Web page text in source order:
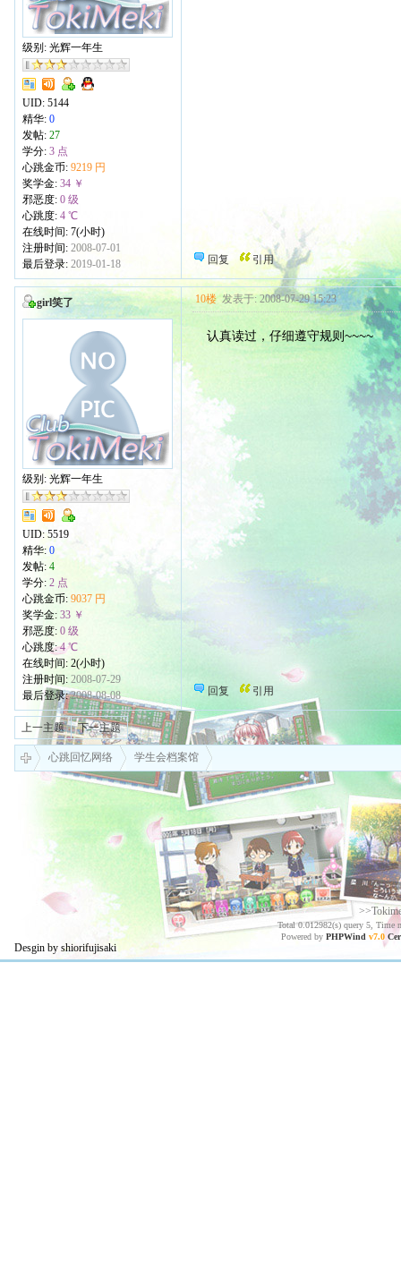
级别: 光辉一年生
UID: 5144
精华: 0
发帖: 27
学分: 3 点
心跳金币: 9219 円
奖学金: 34 ￥
邪恶度: 0 级
心跳度: 4 ℃
在线时间: 7(小时)
注册时间: 2008-07-01
最后登录: 2019-01-18 回复 引用
girl笑了
级别: 光辉一年生
UID: 5519
精华:0
发帖: 4
学分: 2 点
心跳金币: 9037 円
奖学金: 33 ￥
邪恶度: 0 级
心跳度:4 ℃
在线时间: 2(小时)
注册时间: 2008-07-29
最后登录:2008-08-08
10楼 发表于: 2008-07-29 15:23
认真读过，仔细遵守规则~~~~
回复 引用
上一主题 下一主题
心跳回忆网络 学生会档案馆
Total 0.012982(s) query 5, Time
Powered by PHPWind v7.0
Desgin by shiorifujisaki